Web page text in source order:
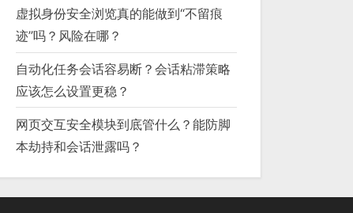
虚拟身份安全浏览真的能做到“不留痕
迹”吗？风险在哪？
自动化任务会话容易断？会话粘滞策略
应该怎么设置更稳？
网页交互安全模块到底管什么？能防脚
本劫持和会话泄露吗？